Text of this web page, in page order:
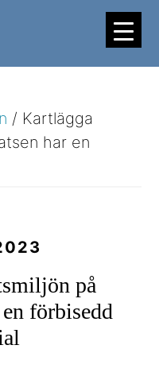
/ Kartlägga
har en
på
förbisedd